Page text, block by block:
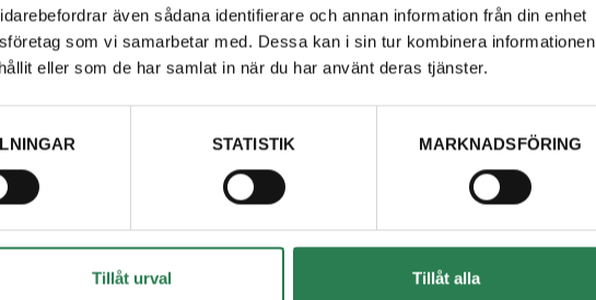
även sådana identifierare och annan information från din enhet
som vi samarbetar med. Dessa kan i sin tur kombinera informationen
eller som de har samlat in när du har använt deras tjänster.
STATISTIK MARKNADSFÖRING
Tillåt urval Tillåt alla
frukt, bär och grönt